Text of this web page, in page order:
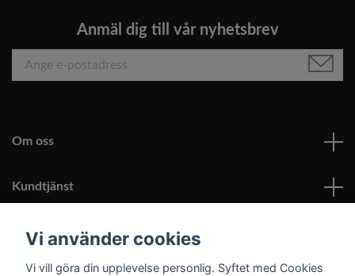
Anmäl dig till vår nyhetsbrev
Om oss
Kundtjänst
Läs mer
Vi använder cookies
Vi vill göra din upplevelse personlig. Syftet med Cookies